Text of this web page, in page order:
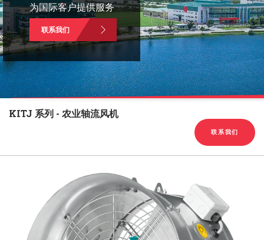
为什么选择科禄格
招聘
联系我们
为国际客户提供服务
联系我们
KITJ 系列 - 农业轴流风机
联系我们